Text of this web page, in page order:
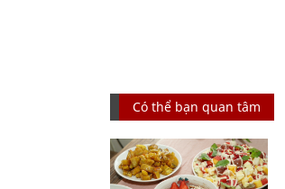
Có thể bạn quan tâm